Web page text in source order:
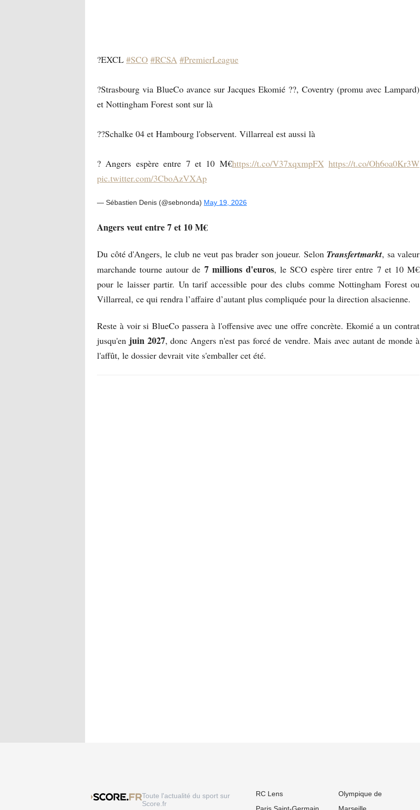
?EXCL #SCO #RCSA #PremierLeague
?Strasbourg via BlueCo avance sur Jacques Ekomié ??, Coventry (promu avec Lampard)
et Nottingham Forest sont sur là
??Schalke 04 et Hambourg l'observent. Villarreal est aussi là
? Angers espère entre 7 et 10 M€https://t.co/V37xqxmpFX https://t.co/Oh6oa0Kr3W
pic.twitter.com/3CboAzVXAp
— Sébastien Denis (@sebnonda) May 19, 2026
Angers veut entre 7 et 10 M€
Du côté d'Angers, le club ne veut pas brader son joueur. Selon Transfertmarkt, sa valeur
marchande tourne autour de 7 millions d'euros, le SCO espère tirer entre 7 et 10 M€
pour le laisser partir. Un tarif accessible pour des clubs comme Nottingham Forest ou
Villarreal, ce qui rendra l’affaire d’autant plus compliquée pour la direction alsacienne.
Reste à voir si BlueCo passera à l'offensive avec une offre concrète. Ekomié a un contrat
jusqu'en juin 2027, donc Angers n'est pas forcé de vendre. Mais avec autant de monde à
l'affût, le dossier devrait vite s'emballer cet été.
Toute l'actualité du sport sur
Score.fr
RC Lens
Olympique de